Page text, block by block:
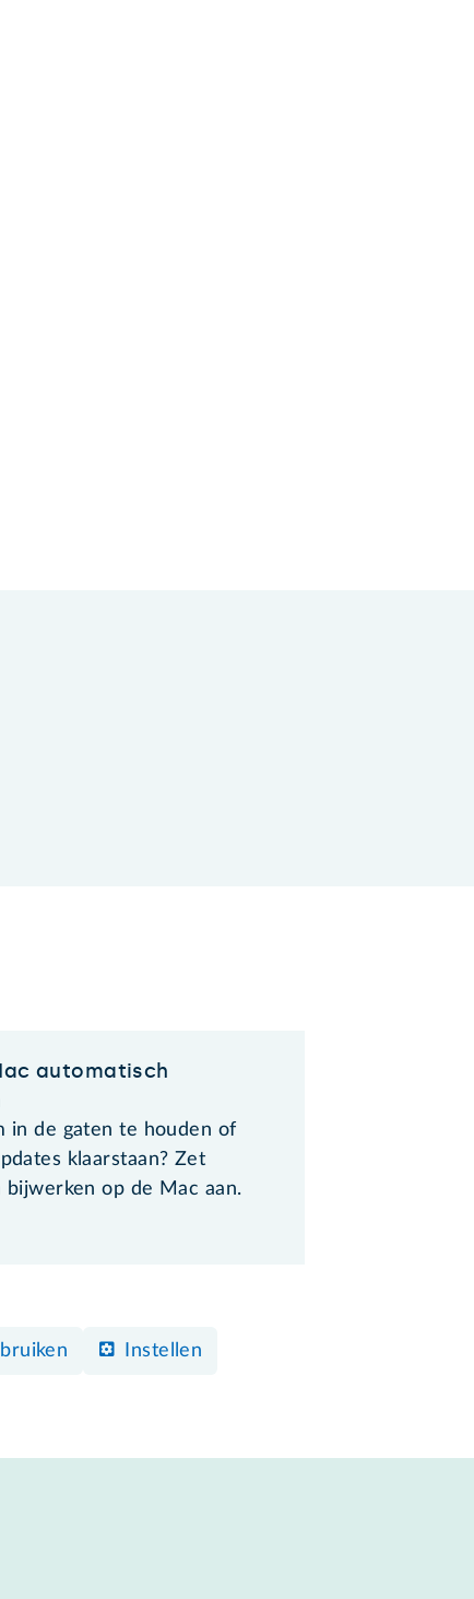
automatisch
in de gaten te houden of
klaarstaan? Zet
bijwerken op de Mac aan.
Instellen